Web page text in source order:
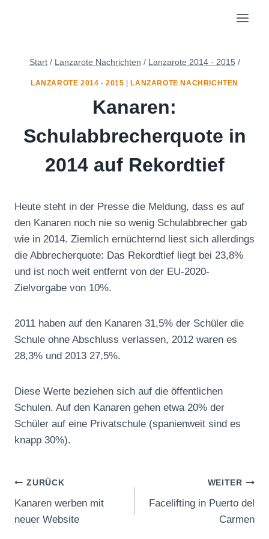
Start / Lanzarote Nachrichten / Lanzarote 2014 - 2015 /
LANZAROTE 2014 - 2015 LANZAROTE NACHRICHTEN
Kanaren:
Schulabbrecherquote in
2014 auf Rekordtief
Heute steht in der Presse die Meldung, dass es auf
den Kanaren noch nie so wenig Schulabbrecher gab
wie in 2014. Ziemlich ernüchternd liest sich allerdings
die Abbrecherquote: Das Rekordtief liegt bei 23,8%
und ist noch weit entfernt von der EU-2020-
Zielvorgabe von 10%.
2011 haben auf den Kanaren 31,5% der Schüler die
Schule ohne Abschluss verlassen, 2012 waren es
28,3% und 2013 27,5%.
Diese Werte beziehen sich auf die öffentlichen
Schulen. Auf den Kanaren gehen etwa 20% der
Schüler auf eine Privatschule (spanienweit sind es
knapp 30%).
Beitragsnavigation
ZURÜCK
Kanaren werben mit
neuer Website
WEITER
Facelifting in Puerto del
Carmen